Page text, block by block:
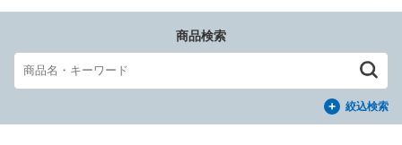
商品検索
絞込検索